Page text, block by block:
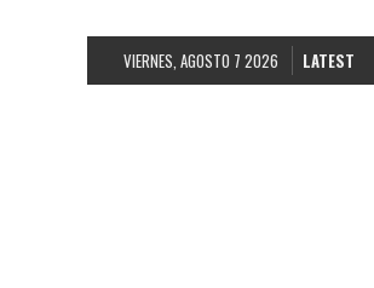
VIERNES, AGOSTO 7 2026 LATEST